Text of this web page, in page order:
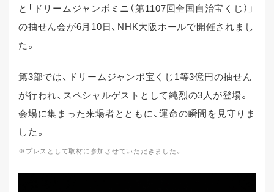
と「ドリームジャンボミニ（第1107回全国自治宝くじ）」
の抽せん会が6月10日、NHK大阪ホールで開催されまし
た。
第3部では、ドリームジャンボ宝くじ1等3億円の抽せん
が行われ、スペシャルゲストとして純烈の3人が登場。
会場に集まった来場者とともに、運命の瞬間を見守りま
した。
※プレスとして取材に参加させていただきました。